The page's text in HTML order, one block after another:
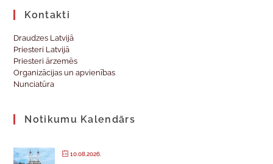
Kontakti
Draudzes Latvijā
Priesteri Latvijā
Priesteri ārzemēs
Organizācijas un apvienības
Nunciatūra
Notikumu Kalendārs
10.08.2026.